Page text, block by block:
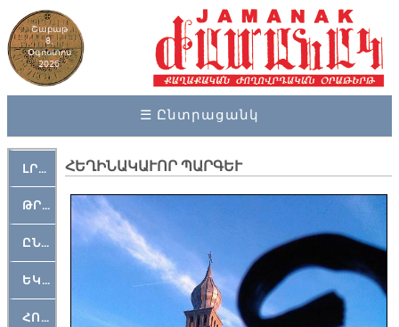
Շաբաթ
8,
Օգոստոս
2026
☰ Ընտրացանկ
ԼՐԱՀՈՍ
ԹՐՔԱՀԱՅ ԿԵԱՆՔ
ԸՆԿԵՐԱՄՇԱԿՈՒԹԱՅԻՆ
ԵԿԵՂԵՑԱԿԱՆ
ՀՈԳԵՄՏԱՒՈՐ
ՀԵՂԻՆԱԿԱՒՈՐ ՊԱՐԳԵՒ